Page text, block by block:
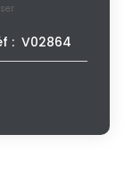
: V02864